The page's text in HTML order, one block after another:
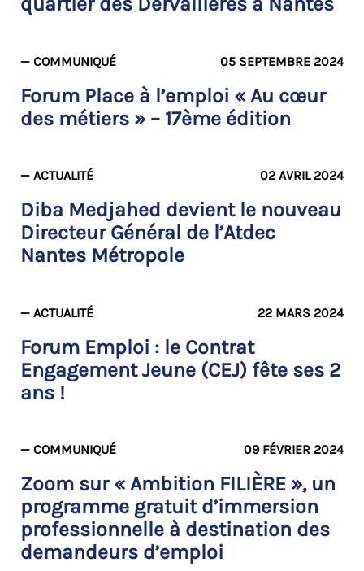
— COMMUNIQUÉ 05 SEPTEMBRE 2024
Forum Place à l’emploi « Au cœur
des métiers » – 17ème édition
— ACTUALITÉ 02 AVRIL 2024
Diba Medjahed devient le nouveau
Directeur Général de l’Atdec
Nantes Métropole
— ACTUALITÉ 22 MARS 2024
Forum Emploi : le Contrat
Engagement Jeune (CEJ) fête ses 2
ans !
— COMMUNIQUÉ 09 FÉVRIER 2024
Zoom sur « Ambition FILIÈRE », un
programme gratuit d’immersion
professionnelle à destination des
demandeurs d’emploi